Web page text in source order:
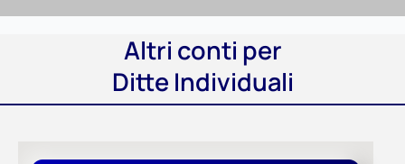
Altri conti per
Ditte Individuali